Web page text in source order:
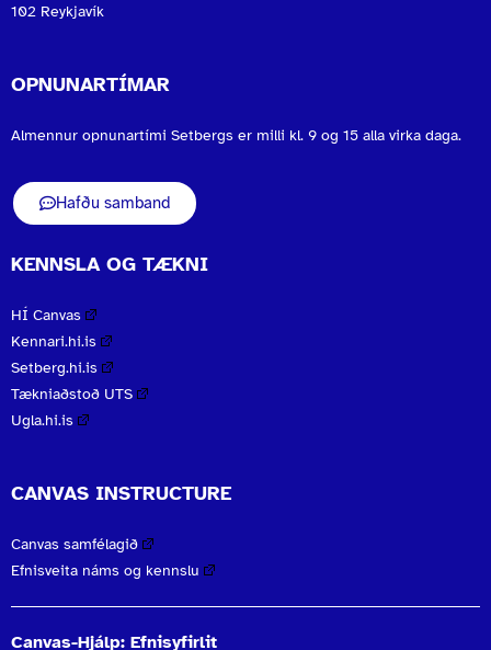
102 Reykjavík
OPNUNARTÍMAR
Almennur opnunartími Setbergs er milli kl. 9 og 15 alla virka daga.
Hafðu samband
KENNSLA OG TÆKNI
HÍ Canvas
Kennari.hi.is
Setberg.hi.is
Tækniaðstoð UTS
Ugla.hi.is
CANVAS INSTRUCTURE
Canvas samfélagið
Efnisveita náms og kennslu
Canvas-Hjálp: Efnisyfirlit